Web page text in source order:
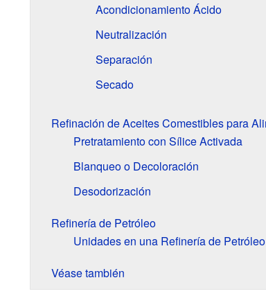
Acondicionamiento Ácido
Neutralización
Separación
Secado
Refinación de Aceites Comestibles para
Pretratamiento con Sílice Activada
Blanqueo o Decoloración
Desodorización
Refinería de Petróleo
Unidades en una Refinería de Petróleo
Véase también